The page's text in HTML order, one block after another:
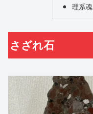
理系魂
さざれ石